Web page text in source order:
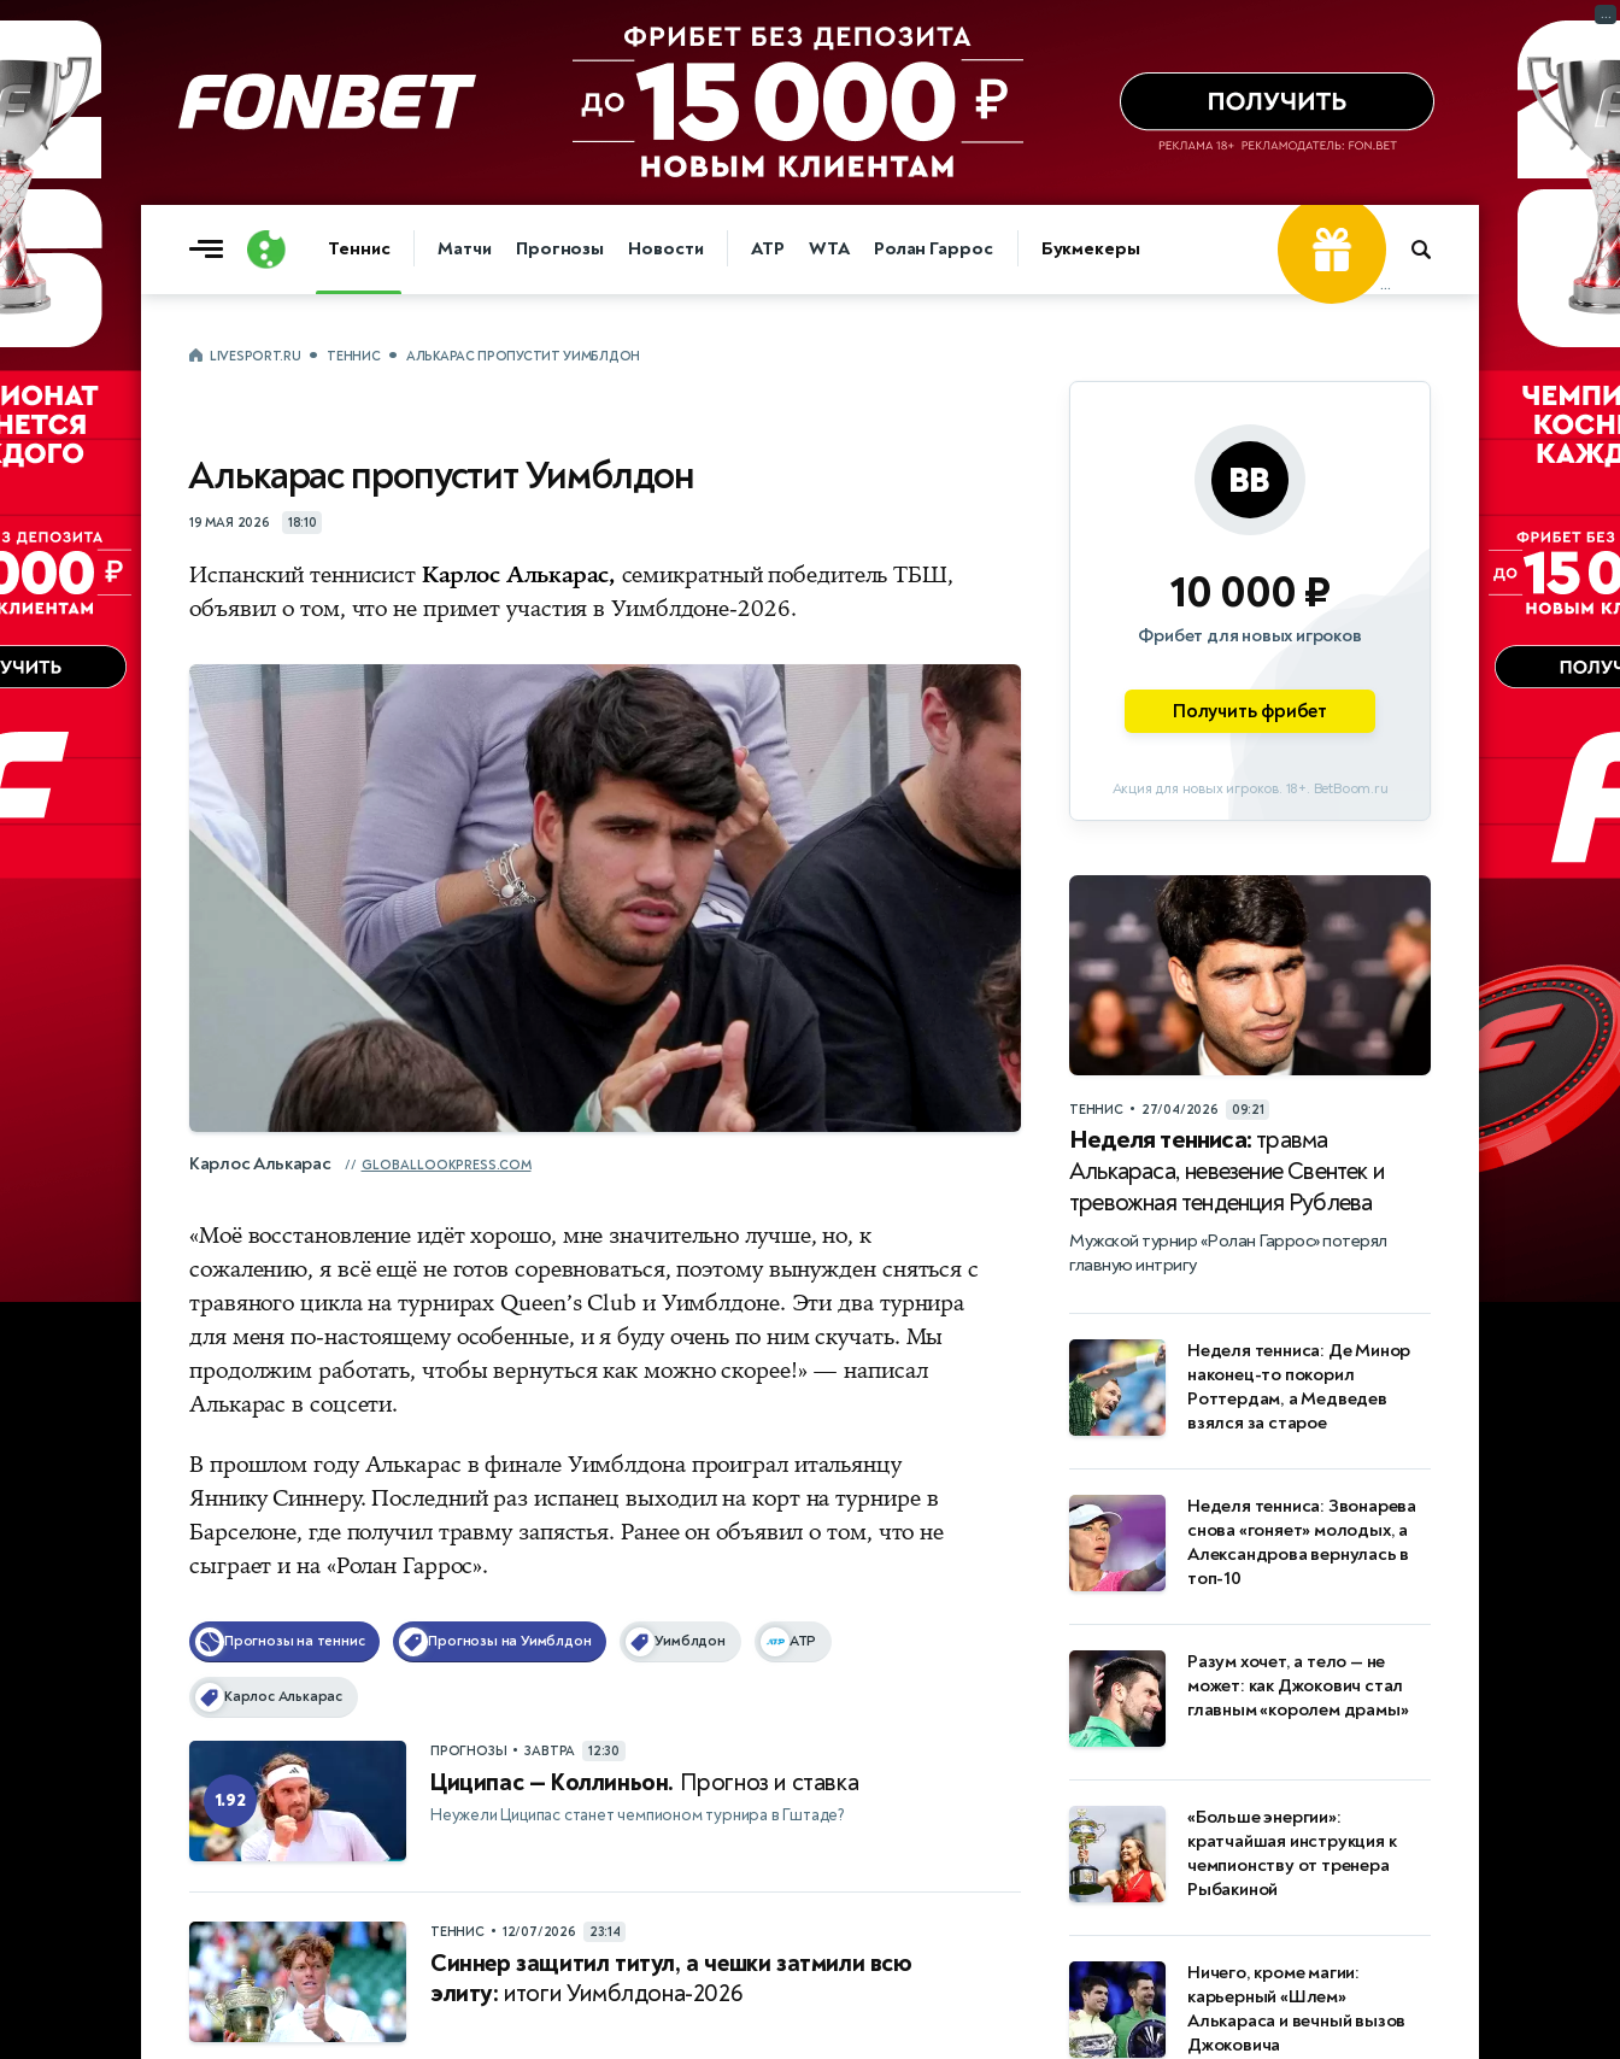
Теннис Матчи Прогнозы Новости ATP WTA Ролан Гаррос Букмекеры
...
LIVESPORT.RU ТЕННИС АЛЬКАРАС ПРОПУСТИТ УИМБЛДОН
Алькарас пропустит Уимблдон
19 МАЯ 2026 18:10
Испанский теннисистКарлос Алькарас, семикратный победитель ТБШ,
объявил о том, что не примет участия в Уимблдоне‑2026.
Карлос Алькарас GLOBALLOOKPRESS.COM
«Моё восстановление идёт хорошо, мне значительно лучше, но, к
сожалению, я всё ещё не готов соревноваться, поэтому вынужден сняться с
травяного цикла на турнирах Queen’s Club и Уимблдоне. Эти два турнира
для меня по‑настоящему особенные, и я буду очень по ним скучать. Мы
продолжим работать, чтобы вернуться как можно скорее!» — написал
Алькарас в соцсети.
В прошлом году Алькарас в финале Уимблдона проиграл итальянцу
Яннику Синнеру. Последний раз испанец выходил на корт на турнире в
Барселоне, где получил травму запястья. Ранее он объявил о том, что не
сыграет и на «Ролан Гаррос».
Прогнозы на теннис Прогнозы на Уимблдон Уимблдон ATP
Карлос Алькарас
1.92
ПРОГНОЗЫ • ЗАВТРА 12:30
Циципас — Коллиньон. Прогноз и ставка
Неужели Циципас станет чемпионом турнира в Гштаде?
ТЕННИС • 12/07/2026 23:14
Синнер защитил титул, а чешки затмили всю
элиту: итоги Уимблдона-2026
10 000 ₽
Фрибет для новых игроков
Получить фрибет
Акция для новых игроков. 18+. BetBoom.ru
ТЕННИС • 27/04/2026 09:21
Неделя тенниса: травма
Алькараса, невезение Свентек и
тревожная тенденция Рублева
Мужской турнир «Ролан Гаррос» потерял
главную интригу
Неделя тенниса: Де Минор
наконец-то покорил
Роттердам, а Медведев
взялся за старое
Неделя тенниса: Звонарева
снова «гоняет» молодых, а
Александрова вернулась в
топ-10
Разум хочет, а тело — не
может: как Джокович стал
главным «королем драмы»
«Больше энергии»:
кратчайшая инструкция к
чемпионству от тренера
Рыбакиной
Ничего, кроме магии:
карьерный «Шлем»
Алькараса и вечный вызов
Джоковича
...